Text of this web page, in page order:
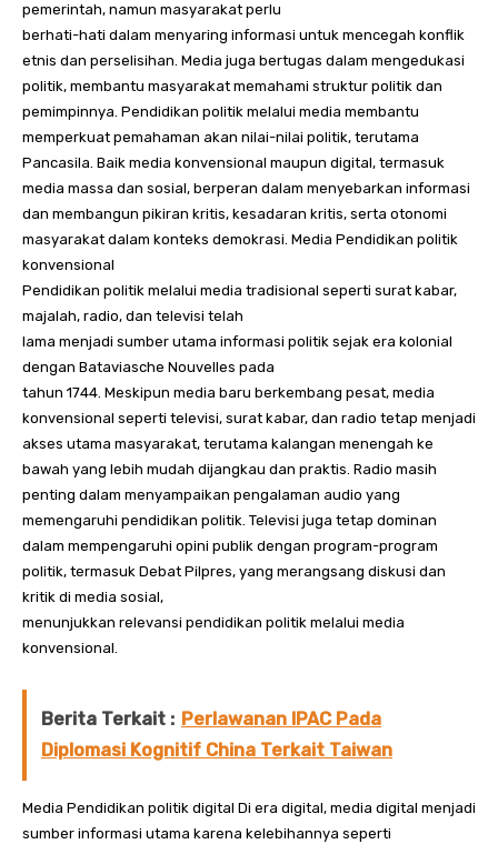
pemerintah, namun masyarakat perlu
berhati-hati dalam menyaring informasi untuk mencegah konflik
etnis dan perselisihan. Media juga bertugas dalam mengedukasi
politik, membantu masyarakat memahami struktur politik dan
pemimpinnya. Pendidikan politik melalui media membantu
memperkuat pemahaman akan nilai-nilai politik, terutama
Pancasila. Baik media konvensional maupun digital, termasuk
media massa dan sosial, berperan dalam menyebarkan informasi
dan membangun pikiran kritis, kesadaran kritis, serta otonomi
masyarakat dalam konteks demokrasi. Media Pendidikan politik
konvensional
Pendidikan politik melalui media tradisional seperti surat kabar,
majalah, radio, dan televisi telah
lama menjadi sumber utama informasi politik sejak era kolonial
dengan Bataviasche Nouvelles pada
tahun 1744. Meskipun media baru berkembang pesat, media
konvensional seperti televisi, surat kabar, dan radio tetap menjadi
akses utama masyarakat, terutama kalangan menengah ke
bawah yang lebih mudah dijangkau dan praktis. Radio masih
penting dalam menyampaikan pengalaman audio yang
memengaruhi pendidikan politik. Televisi juga tetap dominan
dalam mempengaruhi opini publik dengan program-program
politik, termasuk Debat Pilpres, yang merangsang diskusi dan
kritik di media sosial,
menunjukkan relevansi pendidikan politik melalui media
konvensional.
Berita Terkait : Perlawanan IPAC Pada
Diplomasi Kognitif China Terkait Taiwan
Media Pendidikan politik digital Di era digital, media digital menjadi
sumber informasi utama karena kelebihannya seperti